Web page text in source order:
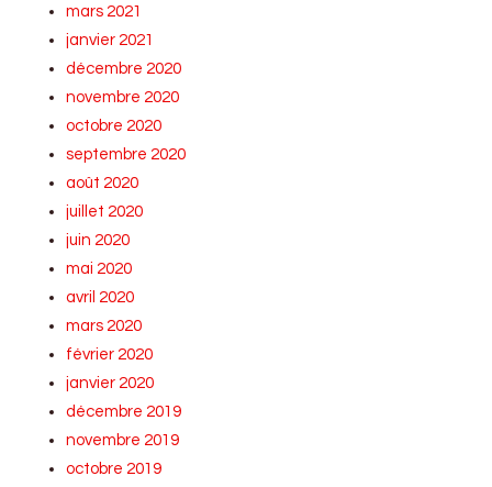
mars 2021
janvier 2021
décembre 2020
novembre 2020
octobre 2020
septembre 2020
août 2020
juillet 2020
juin 2020
mai 2020
avril 2020
mars 2020
février 2020
janvier 2020
décembre 2019
novembre 2019
octobre 2019